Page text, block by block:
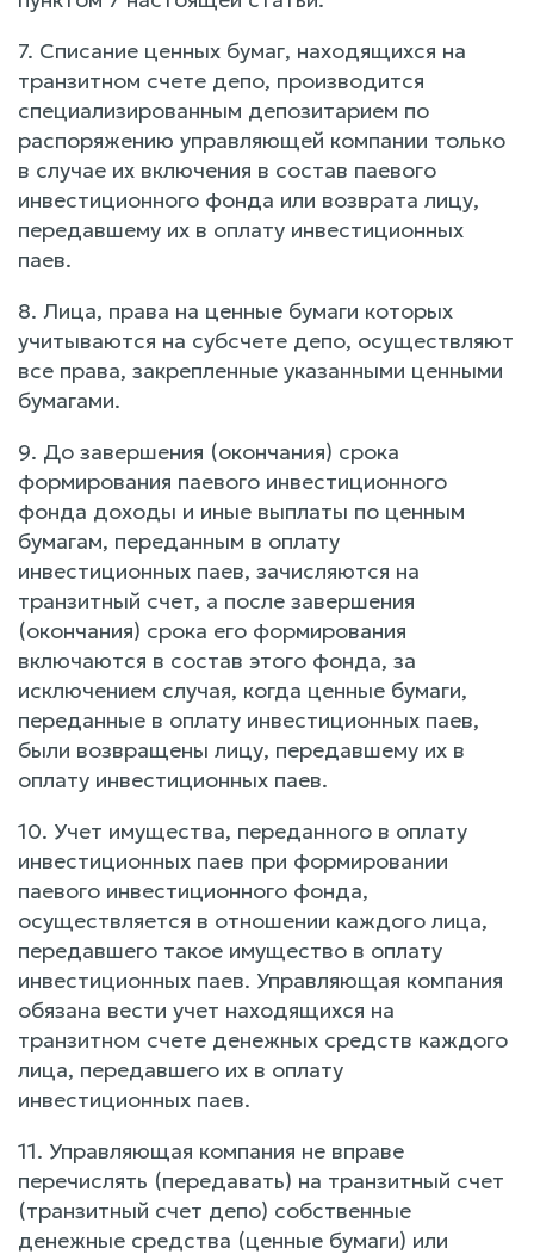
7. Списание ценных бумаг, находящихся на
транзитном счете депо, производится
специализированным депозитарием по
распоряжению управляющей компании только
в случае их включения в состав паевого
инвестиционного фонда или возврата лицу,
передавшему их в оплату инвестиционных
паев.
8. Лица, права на ценные бумаги которых
учитываются на субсчете депо, осуществляют
все права, закрепленные указанными ценными
бумагами.
9. До завершения (окончания) срока
формирования паевого инвестиционного
фонда доходы и иные выплаты по ценным
бумагам, переданным в оплату
инвестиционных паев, зачисляются на
транзитный счет, а после завершения
(окончания) срока его формирования
включаются в состав этого фонда, за
исключением случая, когда ценные бумаги,
переданные в оплату инвестиционных паев,
были возвращены лицу, передавшему их в
оплату инвестиционных паев.
10. Учет имущества, переданного в оплату
инвестиционных паев при формировании
паевого инвестиционного фонда,
осуществляется в отношении каждого лица,
передавшего такое имущество в оплату
инвестиционных паев. Управляющая компания
обязана вести учет находящихся на
транзитном счете денежных средств каждого
лица, передавшего их в оплату
инвестиционных паев.
11. Управляющая компания не вправе
перечислять (передавать) на транзитный счет
(транзитный счет депо) собственные
денежные средства (ценные бумаги) или